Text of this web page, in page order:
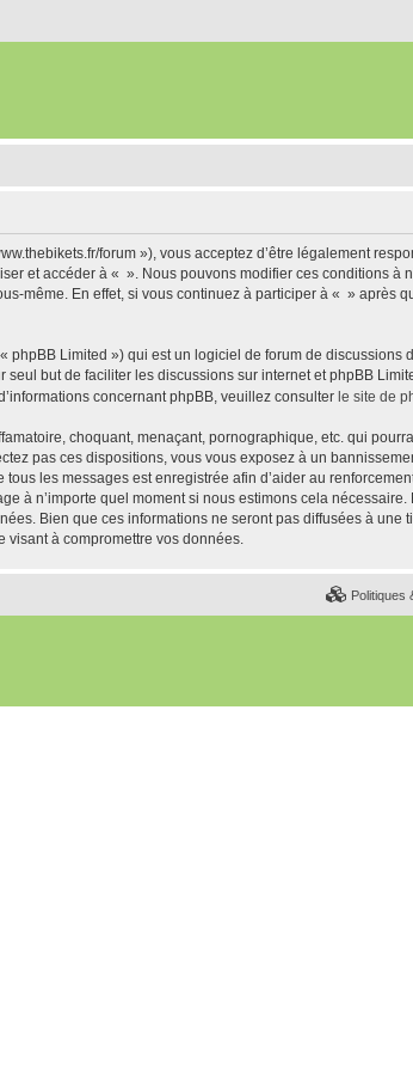
forum »), vous acceptez d’être légalement
et accéder à « ». Nous pouvons modifier ces conditions à
même. En effet, si vous continuez à participer à « » après
Limited ») qui est un logiciel de forum de discussions
but de faciliter les discussions sur internet et phpBB
concernant phpBB, veuillez consulter le site de
choquant, menaçant, pornographique, etc. qui
pas ces dispositions, vous vous exposez à un
tous les messages est enregistrée afin d’aider au
à n’importe quel moment si nous estimons cela
Bien que ces informations ne seront pas diffusées à
visant à compromettre vos données.
Politiques